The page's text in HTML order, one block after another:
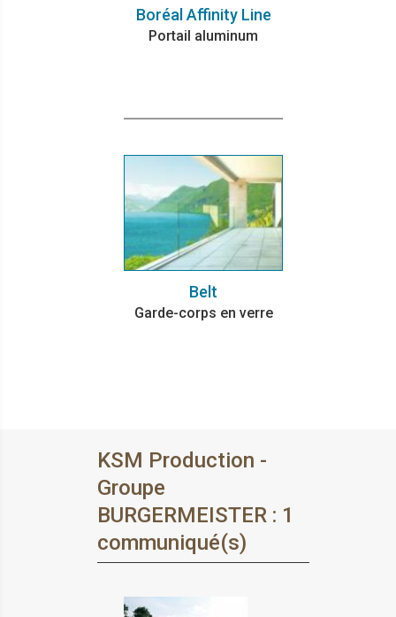
Boréal Affinity Line
Portail aluminum
Belt
Garde-corps en verre
KSM Production -
Groupe
BURGERMEISTER : 1
communiqué(s)